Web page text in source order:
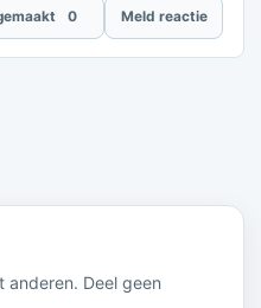
0 Meld reactie
anderen. Deel geen